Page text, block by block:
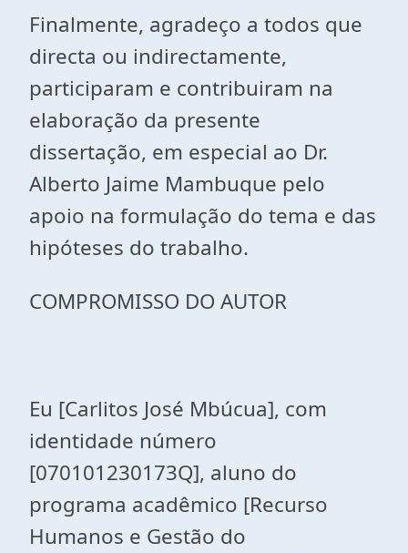
Finalmente, agradeço a todos que
directa ou indirectamente,
participaram e contribuiram na
elaboração da presente
dissertação, em especial ao Dr.
Alberto Jaime Mambuque pelo
apoio na formulação do tema e das
hipóteses do trabalho.
COMPROMISSO DO AUTOR
Eu [Carlitos José Mbúcua], com
identidade número
[070101230173Q], aluno do
programa acadêmico [Recurso
Humanos e Gestão do